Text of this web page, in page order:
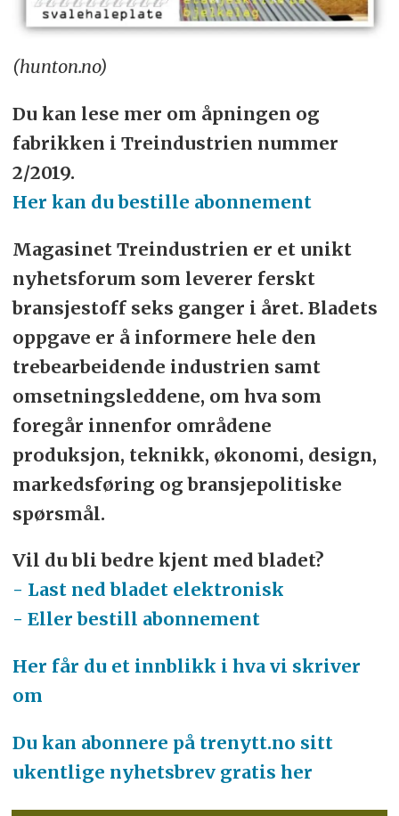
(hunton.no)
Du kan lese mer om åpningen og
fabrikken i Treindustrien nummer
2/2019.
Her kan du bestille abonnement
Magasinet Treindustrien er et unikt
nyhetsforum som leverer ferskt
bransjestoff seks ganger i året. Bladets
oppgave er å informere hele den
trebearbeidende industrien samt
omsetningsleddene, om hva som
foregår innenfor områdene
produksjon, teknikk, økonomi, design,
markedsføring og bransjepolitiske
spørsmål.
Vil du bli bedre kjent med bladet?
- Last ned bladet elektronisk
- Eller bestill abonnement
Her får du et innblikk i hva vi skriver
om
Du kan abonnere på trenytt.no sitt
ukentlige nyhetsbrev gratis her